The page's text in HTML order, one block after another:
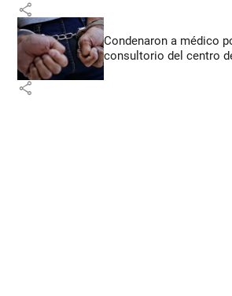
share
Condenaron a médico
consultorio del centro
share